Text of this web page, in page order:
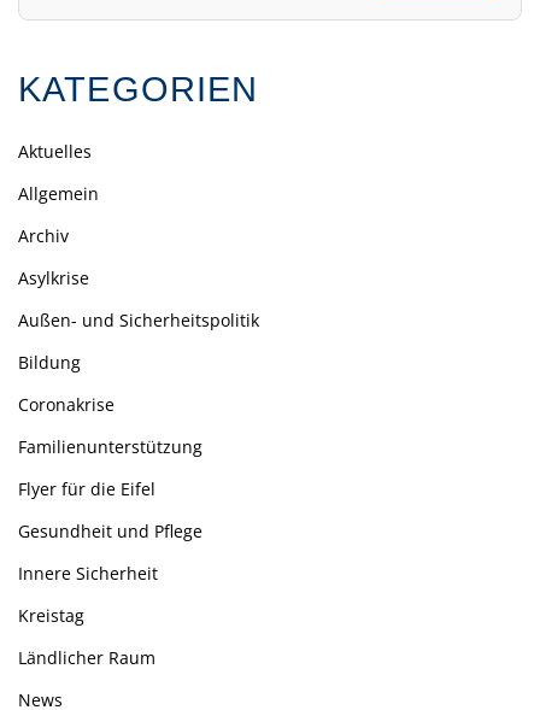
KATEGORIEN
Aktuelles
Allgemein
Archiv
Asylkrise
Außen- und Sicherheitspolitik
Bildung
Coronakrise
Familienunterstützung
Flyer für die Eifel
Gesundheit und Pflege
Innere Sicherheit
Kreistag
Ländlicher Raum
News